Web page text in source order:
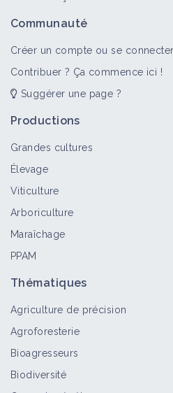
Vidéo
Des
Retour
Communauté
Créer un compte ou se connecter
Contribuer ? Ça commence ici !
Suggérer une page ?
Productions
Grandes cultures
Élevage
Viticulture
Arboriculture
Maraîchage
PPAM
Thématiques
Agriculture de précision
Agroforesterie
Bioagresseurs
Biodiversité